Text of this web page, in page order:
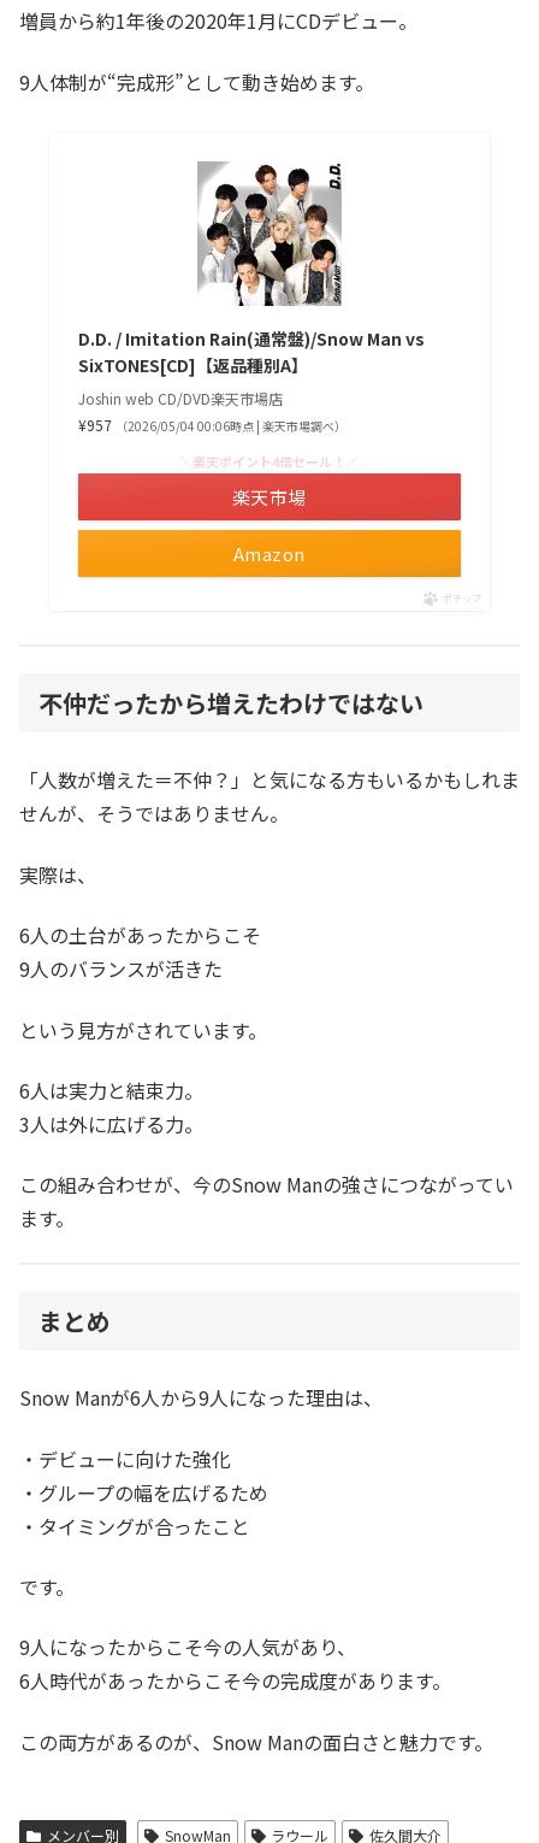
増員から約1年後の2020年1月にCDデビュー。
9人体制が“完成形”として動き始めます。
D.D. / Imitation Rain(通常盤)/Snow Man vs
SixTONES[CD]【返品種別A】
Joshin web CD/DVD楽天市場店
¥957
（2026/05/04 00:06時点 | 楽天市場調べ）
Amazon
＼楽天ポイント4倍セール！／
楽天市場
ポチップ
不仲だったから増えたわけではない
「人数が増えた＝不仲？」と気になる方もいるかもしれま
せんが、そうではありません。
実際は、
6人の土台があったからこそ
9人のバランスが活きた
という見方がされています。
6人は実力と結束力。
3人は外に広げる力。
この組み合わせが、今のSnow Manの強さにつながってい
ます。
まとめ
Snow Manが6人から9人になった理由は、
・デビューに向けた強化
・グループの幅を広げるため
・タイミングが合ったこと
です。
9人になったからこそ今の人気があり、
6人時代があったからこそ今の完成度があります。
この両方があるのが、Snow Manの面白さと魅力です。
メンバー別 SnowMan ラウール 佐久間大介